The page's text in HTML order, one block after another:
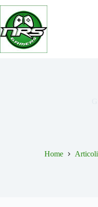
Salta
contenuto
Home Articoli